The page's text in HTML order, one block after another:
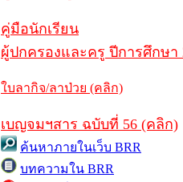
คู่มือนักเรียน
ผู้ปกครองและครู ปีการศึกษา
ใบลากิจ/ลาป่วย (คลิก)
เบญจมฯสาร ฉบับที่ 56 (คลิก)
ค้นหาภายในเว็บ BRR
บทความใน BRR